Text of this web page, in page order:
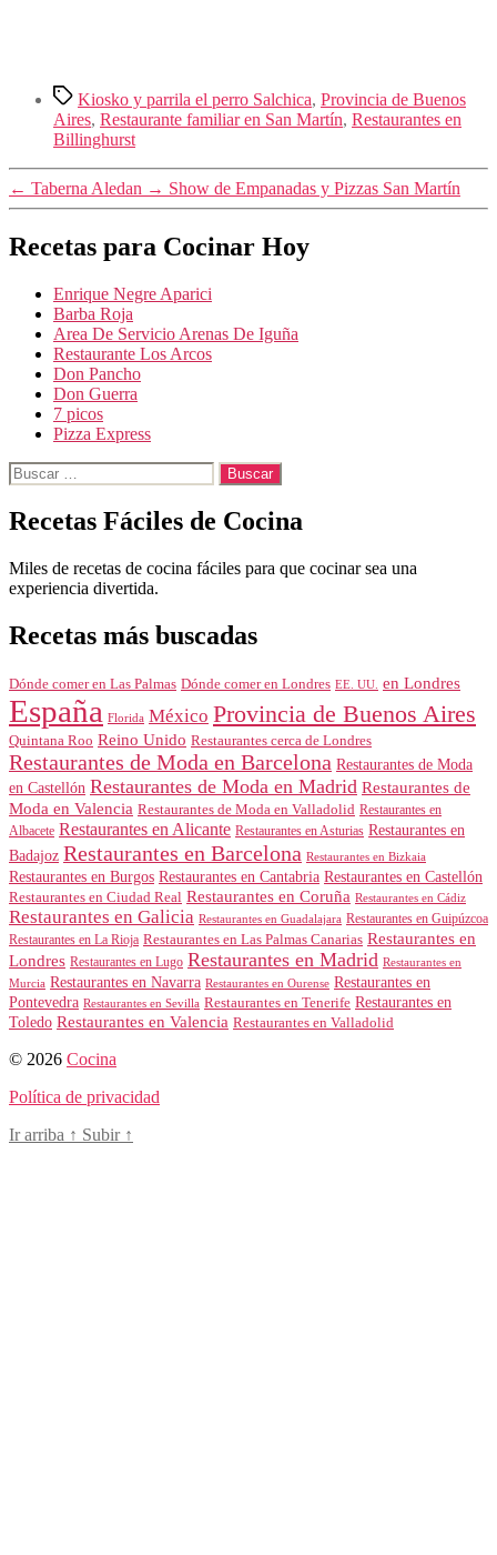
Etiquetas
Kiosko y parrila el perro Salchica, Provincia de Buenos
Aires, Restaurante familiar en San Martín, Restaurantes en
Billinghurst
← Taberna Aledan → Show de Empanadas y Pizzas San Martín
Recetas para Cocinar Hoy
Enrique Negre Aparici
Barba Roja
Area De Servicio Arenas De Iguña
Restaurante Los Arcos
Don Pancho
Don Guerra
7 picos
Pizza Express
Buscar:
Recetas Fáciles de Cocina
Miles de recetas de cocina fáciles para que cocinar sea una
experiencia divertida.
Recetas más buscadas
Dónde comer en Las Palmas Dónde comer en Londres EE. UU. en Londres
España Florida México Provincia de Buenos Aires
Quintana Roo Reino Unido Restaurantes cerca de Londres
Restaurantes de Moda en Barcelona Restaurantes de Moda
en Castellón Restaurantes de Moda en Madrid Restaurantes de
Moda en Valencia Restaurantes de Moda en Valladolid Restaurantes en
Albacete Restaurantes en Alicante Restaurantes en Asturias Restaurantes en
Badajoz Restaurantes en Barcelona Restaurantes en Bizkaia
Restaurantes en Burgos Restaurantes en Cantabria Restaurantes en Castellón
Restaurantes en Ciudad Real Restaurantes en Coruña Restaurantes en Cádiz
Restaurantes en Galicia Restaurantes en Guadalajara Restaurantes en Guipúzcoa
Restaurantes en La Rioja Restaurantes en Las Palmas Canarias Restaurantes en
Londres Restaurantes en Lugo Restaurantes en Madrid Restaurantes en
Murcia Restaurantes en Navarra Restaurantes en Ourense Restaurantes en
Pontevedra Restaurantes en Sevilla Restaurantes en Tenerife Restaurantes en
Toledo Restaurantes en Valencia Restaurantes en Valladolid
© 2026 Cocina
Política de privacidad
Ir arriba ↑ Subir ↑